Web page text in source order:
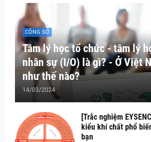
CÔNG SỞ
Tâm lý học tổ chức - tâm lý
nhân sự (I/O) là gì? - Ở Việt
như thế nào?
14/03/2024
[Trắc nghiệm
kiểu khí chất phổ
bạn